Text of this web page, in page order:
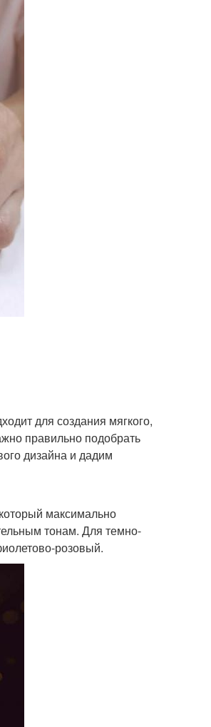
для создания мягкого,
правильно подобрать
дизайна и дадим
максимально
тонам. Для темно-
розовый.